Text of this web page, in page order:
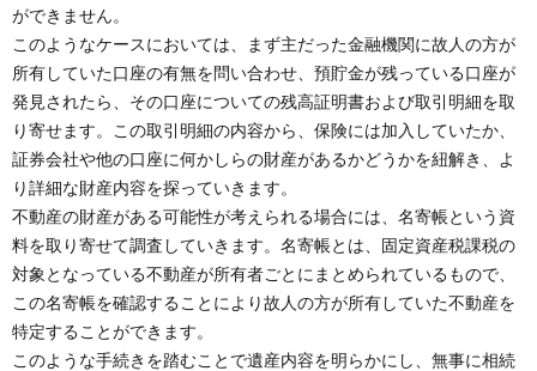
ができません。
このようなケースにおいては、まず主だった金融機関に故人の方が
所有していた口座の有無を問い合わせ、預貯金が残っている口座が
発見されたら、その口座についての残高証明書および取引明細を取
り寄せます。この取引明細の内容から、保険には加入していたか、
証券会社や他の口座に何かしらの財産があるかどうかを紐解き、よ
り詳細な財産内容を探っていきます。
不動産の財産がある可能性が考えられる場合には、名寄帳という資
料を取り寄せて調査していきます。名寄帳とは、固定資産税課税の
対象となっている不動産が所有者ごとにまとめられているもので、
この名寄帳を確認することにより故人の方が所有していた不動産を
特定することができます。
このような手続きを踏むことで遺産内容を明らかにし、無事に相続